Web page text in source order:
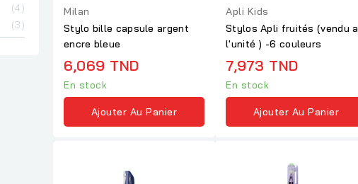
4
3
Milan
Stylo bille capsule argent
encre bleue
6,069 TND
En stock
Ajouter Au Panier
Apli Kids
Stylos Apli fruités (vendu a
l'unité ) -6 couleurs
7,973 TND
En stock
Ajouter Au Panier